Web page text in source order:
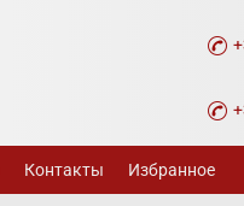
Контакты Избранное